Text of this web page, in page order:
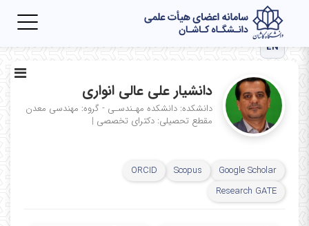
EN
دانشیار علی عالی انواری
دانشکده: دانشکده مهـندسـی - گروه: مهندسی معدن
مقطع تحصیلی: دکترای تخصصی |
Google Scholar
Scopus
ORCID
Research GATE